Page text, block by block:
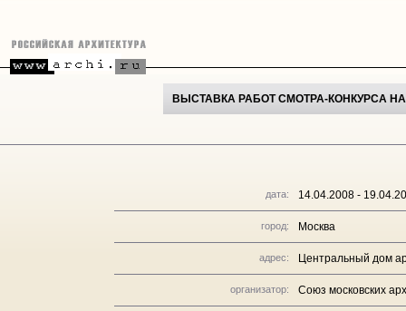
ВЫСТАВКА РАБОТ СМОТРА-КОНКУРСА
дата: 14.04.2008 -
город: Москва
адрес: Центральный дом
организатор: Союз московских